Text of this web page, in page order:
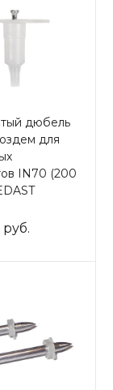
дюбель
для
IN70 (200
руб.